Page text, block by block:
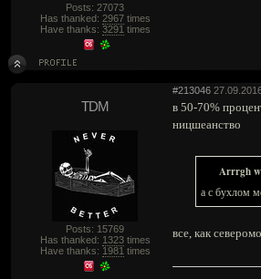
Posts: 27073
Has thanked: 2967times
Have thanks: 3291 times
#213046
TDM
Posts: 15769
Has thanked: 1323times
Have thanks: 1981 times
в 50-70%
ницшеанство
Arrrgh
а с бухлом
все, как